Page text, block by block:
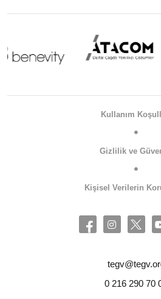
Kullanım
Gizlilik ve
Kişisel Verilerin
0 216 290 70